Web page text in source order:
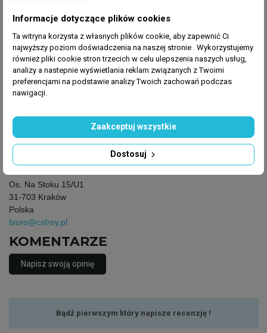
Producent: Maxspect
Producent
Maxspect
7th floor, Goodfit Commercial Building 7
Chiny
biuro@csfrey.pl
Osoba odpowiedzialna
Os. Na Stoku 15/U1
31-703 Kraków
Polska
biuro@csfrey.pl
KOMENTARZE
Napisz swoją opinię
Bądź pierwszym który napisze recenzję !
Informacje dotyczące plików cookies
Ta witryna korzysta z własnych plików cookie, aby zapewnić Ci
najwyższy poziom doświadczenia na naszej stronie . Wykorzystujemy
również pliki cookie stron trzecich w celu ulepszenia naszych usług,
analizy a nastepnie wyświetlania reklam związanych z Twoimi
preferencjami na podstawie analizy Twoich zachowań podczas
nawigacji.
Dostosuj
Zaakceptuj wszystkie